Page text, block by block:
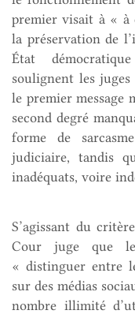
premier visait à « à
la préservation de
État
soulignent les juges
le premier message
second degré
forme de
judiciaire, tandis
inadéquats, voire
S’agissant du
Cour juge que
« distinguer entre
sur des médias
nombre illimité